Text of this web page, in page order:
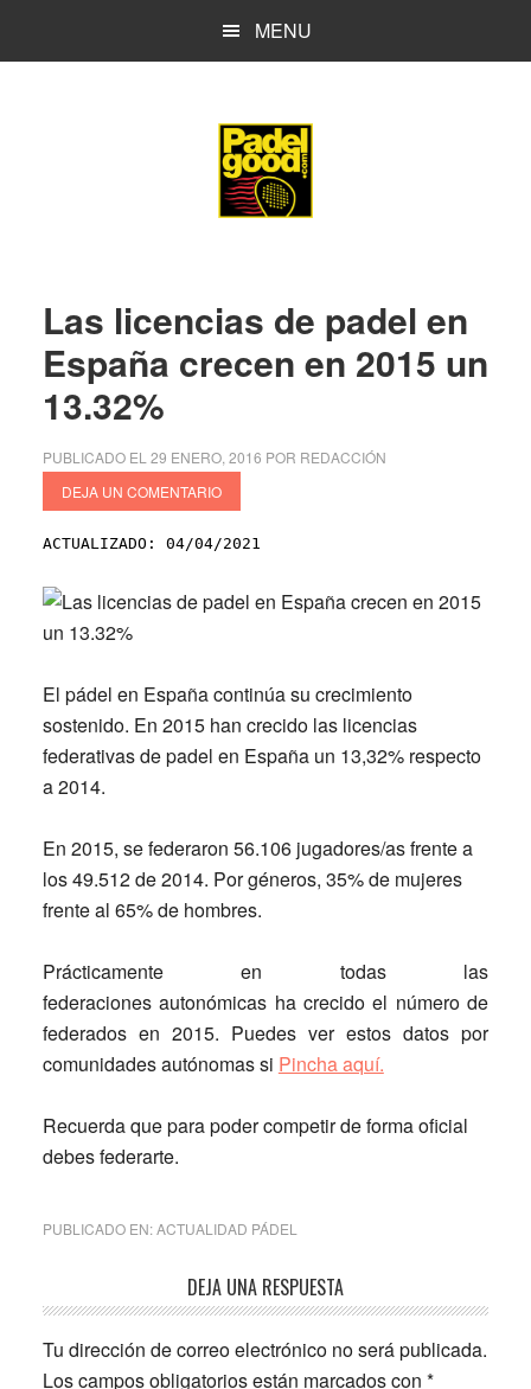
MENU
Las licencias de padel en
España crecen en 2015 un
13.32%
PUBLICADO EL 29 ENERO, 2016 POR REDACCIÓN
DEJA UN COMENTARIO
ACTUALIZADO: 04/04/2021
El pádel en España continúa su crecimiento
sostenido. En 2015 han crecido las licencias
federativas de padel en España un 13,32% respecto
a 2014.
En 2015, se federaron 56.106 jugadores/as frente a
los 49.512 de 2014. Por géneros, 35% de mujeres
frente al 65% de hombres.
Prácticamente en todas las
federaciones autonómicas ha crecido el número de
federados en 2015. Puedes ver estos datos por
comunidades autónomas si Pincha aquí.
Recuerda que para poder competir de forma oficial
debes federarte.
PUBLICADO EN:ACTUALIDAD PÁDEL
Interacciones
con
los
DEJA UNA RESPUESTA
Tu dirección de correo electrónico no será publicada.
Los campos obligatorios están marcados con *